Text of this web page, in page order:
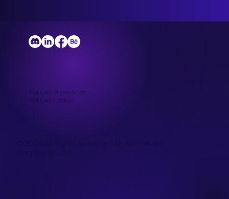
Polityka Prywatności
PolitykaCookie
© 2024 All Rights Reserved by Milimetriks
Graphic Studio